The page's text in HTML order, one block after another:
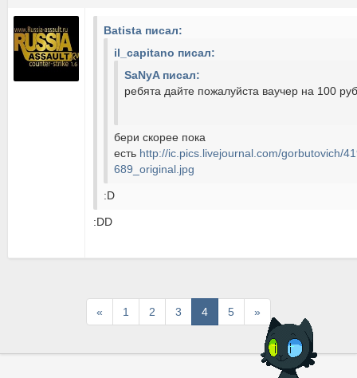
Batista писал:
il_capitano писал:
SaNyA писал:
ребята дайте пожалуйста ваучер на 100 руб
бери скорее пока
есть http://ic.pics.livejournal.com/gorbutovich/
689_original.jpg
:D
:DD
« Первая
1 2 3 4 5 »Последняя